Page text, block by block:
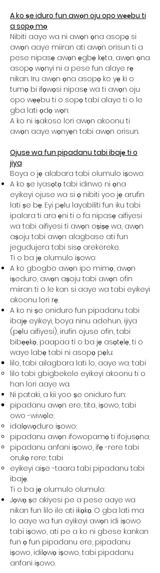
A ko ṣe iduro fun awọn oju opo wẹẹbu ti
a sopọ mọ
Nibiti aaye wa ni awọn ọna asopọ si
awọn aaye miiran ati awọn orisun ti a
pese nipasẹ awọn ẹgbẹ kẹta, awọn ọna
asopọ wọnyi ni a pese fun alaye rẹ
nikan. Iru awọn ọna asopọ ko yẹ ki o
tumọ bi ifọwọsi nipasẹ wa ti awọn oju
opo wẹẹbu ti o sopọ tabi alaye ti o le
gba lati ọdọ wọn.
A ko ni iṣakoso lori awọn akoonu ti
awọn aaye wọnyẹn tabi awọn orisun.
Ojuse wa fun pipadanu tabi ibajẹ ti o
jiya
Boya o jẹ alabara tabi olumulo iṣowo:
A ko ṣe iyasọtọ tabi idinwo ni ọna
eyikeyi ojuse wa si ọ nibiti yoo jẹ arufin
lati ṣe bẹ. Eyi pẹlu layabiliti fun iku tabi
ipalara ti ara ẹni ti o fa nipasẹ aifiyesi
wa tabi aifiyesi ti awọn oṣiṣẹ wa, awọn
aṣoju tabi awọn alagbase ati fun
jegudujera tabi sisọ arekereke.
Ti o ba jẹ olumulo iṣowo:
A ko gbogbo awọn ipo mimọ, awọn
iṣeduro, awọn aṣoju tabi awọn ofin
miiran ti o le kan si aaye wa tabi eyikeyi
akoonu lori rẹ.
A ko ni ṣe oniduro fun pipadanu tabi
ibajẹ eyikeyi, boya ninu adehun, ijiya
(pẹlu aifiyesi), irufin ojuse ofin, tabi
bibẹẹkọ, paapaa ti o ba jẹ asọtẹlẹ, ti o
waye labẹ tabi ni asopọ pẹlu:
lilo, tabi ailagbara lati lo, aaye wa; tabi
lilo tabi gbigbekele eyikeyi akoonu ti o
han lori aaye wa.
Ni pataki, a kii yoo ṣe oniduro fun:
pipadanu awọn ere, tita, iṣowo, tabi
owo -wiwọle;
idalọwọduro iṣowo;
pipadanu awọn ifowopamọ ti ifojusọna;
pipadanu anfani iṣowo, ifẹ -rere tabi
orukọ rere; tabi
eyikeyi aiṣe -taara tabi pipadanu tabi
ibajẹ.
Ti o ba jẹ olumulo olumulo:
Jọwọ ṣe akiyesi pe a pese aaye wa
nikan fun lilo ile ati ikọkọ. O gba lati ma
lo aaye wa fun eyikeyi awọn idi iṣowo
tabi iṣowo, ati pe a ko ni gbese kankan
fun ọ fun pipadanu ere, pipadanu
iṣowo, idilọwọ iṣowo, tabi pipadanu
anfani iṣowo.